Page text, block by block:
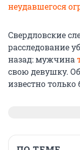
неудавшегося
Свердловские
расследование
назад: мужчина
свою девушку.
известно только